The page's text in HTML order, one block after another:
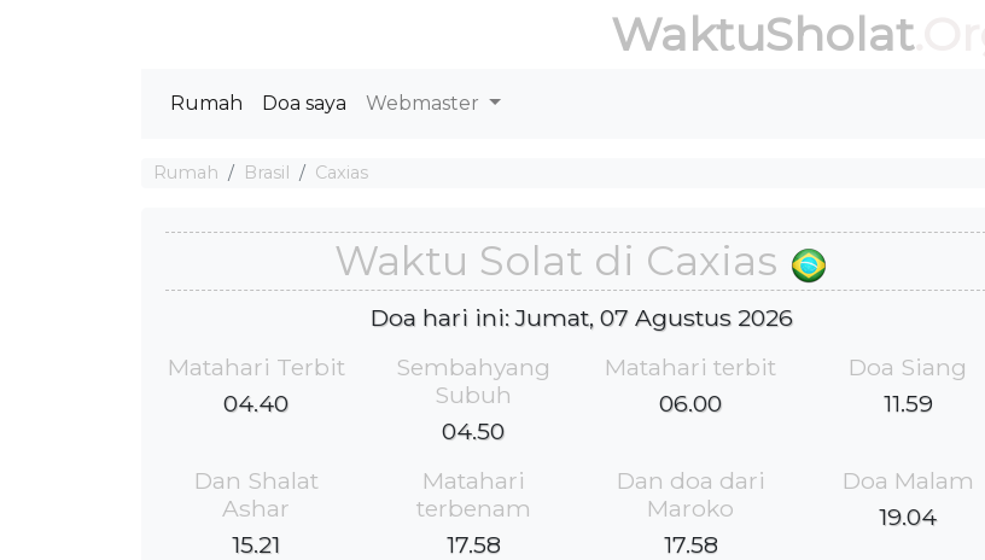
WaktuSholat.Org
Rumah Doa saya Webmaster
Rumah Brasil Caxias
Waktu Solat di Caxias
Doa hari ini: Jumat, 07 Agustus 2026
Matahari Terbit
04.40
Sembahyang
Subuh
04.50
Matahari terbit
06.00
Doa Siang
11.59
Dan Shalat
Ashar
15.21
Matahari
terbenam
17.58
Dan doa dari
Maroko
17.58
Doa Malam
19.04